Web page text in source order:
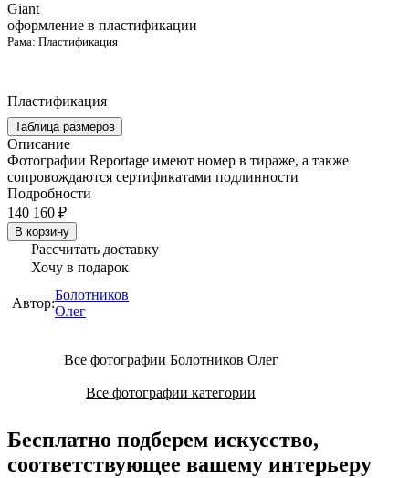
Giant
оформление в пластификации
Рама: Пластификация
Пластификация
Таблица размеров
Описание
Фотографии Reportage имеют номер в тираже, а также
сопровождаются сертификатами подлинности
Подробности
140 160 ₽
В корзину
Рассчитать доставку
Хочу в подарок
Автор:
Болотников
Олег
Все фотографии Болотников Олег
Все фотографии категории
Бесплатно подберем искусство,
соответствующее вашему интерьеру